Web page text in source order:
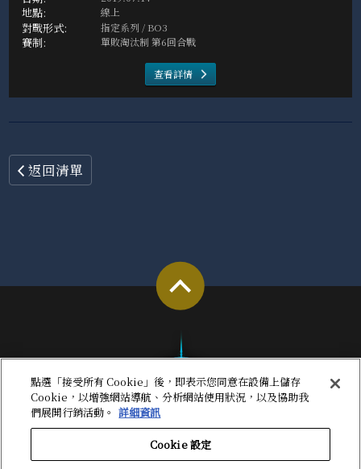
線上
指定系列 / BO3
單敗淘汰制 第6回合戰
查看詳情
返回清單
點選「接受所有 Cookie」後，即表示您同意在設備上儲存
Cookie，以增強網站導航、分析網站使用狀況，以及協助我
們展開行銷活動。 詳細資訊
Cookie 設定